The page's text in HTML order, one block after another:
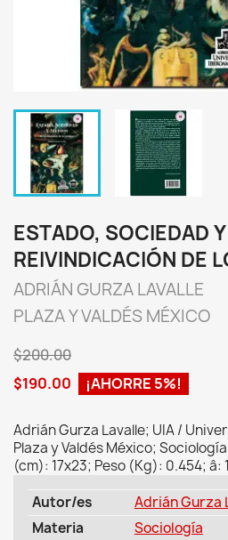
ESTADO, SOCIEDAD
REIVINDICACIÓN DE
ADRIÁN GURZA LAVALLE
PLAZA Y VALDÉS MÉXICO
$200.00
$190.00
¡AHORRE 5%!
Adrián Gurza Lavalle; UIA /
Plaza y Valdés México;
(cm): 17x23; Peso (Kg): 0.454; â:
Autor/es
Adrián Gurza
Materia
Sociología